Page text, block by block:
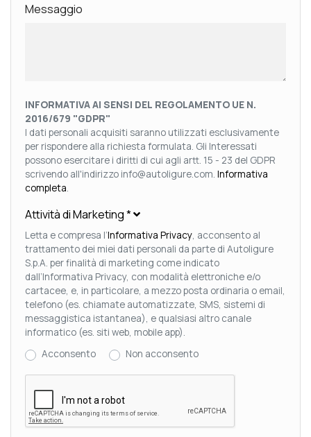
Messaggio
INFORMATIVA AI SENSI DEL REGOLAMENTO UE N.
2016/679 "GDPR"
I dati personali acquisiti saranno utilizzati esclusivamente
per rispondere alla richiesta formulata. Gli Interessati
possono esercitare i diritti di cui agli artt. 15 - 23 del GDPR
scrivendo all'indirizzo info@autoligure.com. Informativa
completa.
Attività di Marketing*
Letta e compresa l’Informativa Privacy, acconsento al
trattamento dei miei dati personali da parte di Autoligure
S.p.A. per finalità di marketing come indicato
dall’Informativa Privacy, con modalità elettroniche e/o
cartacee, e, in particolare, a mezzo posta ordinaria o email,
telefono (es. chiamate automatizzate, SMS, sistemi di
messaggistica istantanea), e qualsiasi altro canale
informatico (es. siti web, mobile app).
Acconsento
Non acconsento